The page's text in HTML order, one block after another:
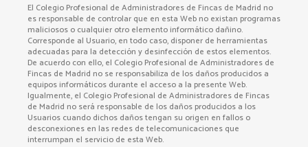
El Colegio Profesional de Administradores de Fincas de Madrid no
es responsable de controlar que en esta Web no existan programas
maliciosos o cualquier otro elemento informático dañino.
Corresponde al Usuario, en todo caso, disponer de herramientas
adecuadas para la detección y desinfección de estos elementos.
De acuerdo con ello, el Colegio Profesional de Administradores de
Fincas de Madrid no se responsabiliza de los daños producidos a
equipos informáticos durante el acceso a la presente Web.
Igualmente, el Colegio Profesional de Administradores de Fincas
de Madrid no será responsable de los daños producidos a los
Usuarios cuando dichos daños tengan su origen en fallos o
desconexiones en las redes de telecomunicaciones que
interrumpan el servicio de esta Web.